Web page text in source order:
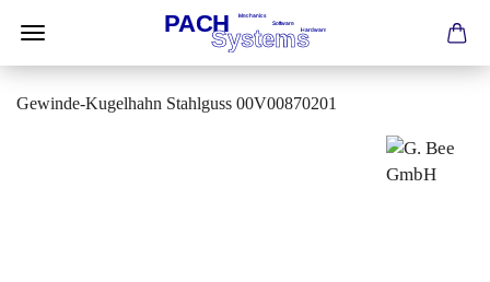
Gewinde-Kugelhahn Stahlguss 00V00870201